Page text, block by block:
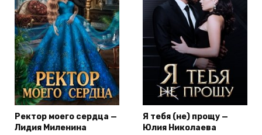
Ректор моего сердца —
Лидия Миленина
Я тебя (не) прощу —
Юлия Николаева